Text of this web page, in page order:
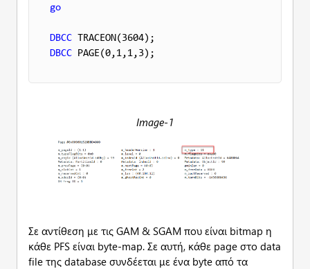
go
DBCC
DBCC PAGE(0,1,1,3);
Image-1
Σε αντίθεση με τις GAM & SGAM που είναι bitmap η
κάθε PFS είναι byte-map. Σε αυτή, κάθε page στο data
file της database συνδέεται με ένα byte από τα